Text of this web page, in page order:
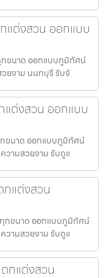
แต่งสวน ออกแบบ
ขนาด ออกแบบภูมิทัศน์
ยงาม นนทบุรี รับจั
ต่งสวน ออกแบบ
ขนาด ออกแบบภูมิทัศน์
วามสวยงาม รับดูแ
แต่งสวน
กขนาด ออกแบบภูมิทัศน์
วามสวยงาม รับดูแ
กแต่งสวน